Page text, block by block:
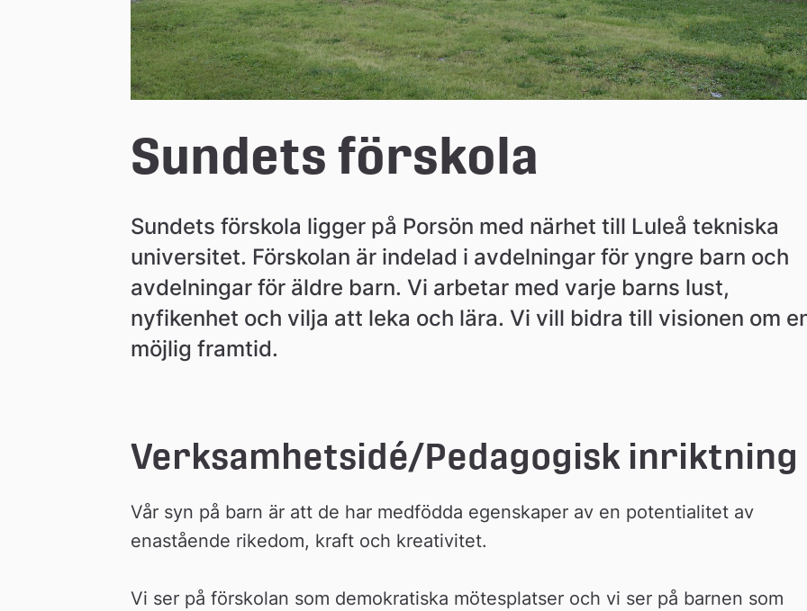
Sundets förskola
Sundets förskola ligger på Porsön med närhet till Luleå tekniska
universitet. Förskolan är indelad i avdelningar för yngre barn och
avdelningar för äldre barn. Vi arbetar med varje barns lust,
nyfikenhet och vilja att leka och lära. Vi vill bidra till visionen om
möjlig framtid.
Verksamhetsidé/Pedagogisk inriktning
Vår syn på barn är att de har medfödda egenskaper av en potentialitet av
enastående rikedom, kraft och kreativitet.
Vi ser på förskolan som demokratiska mötesplatser och vi ser på barnen som